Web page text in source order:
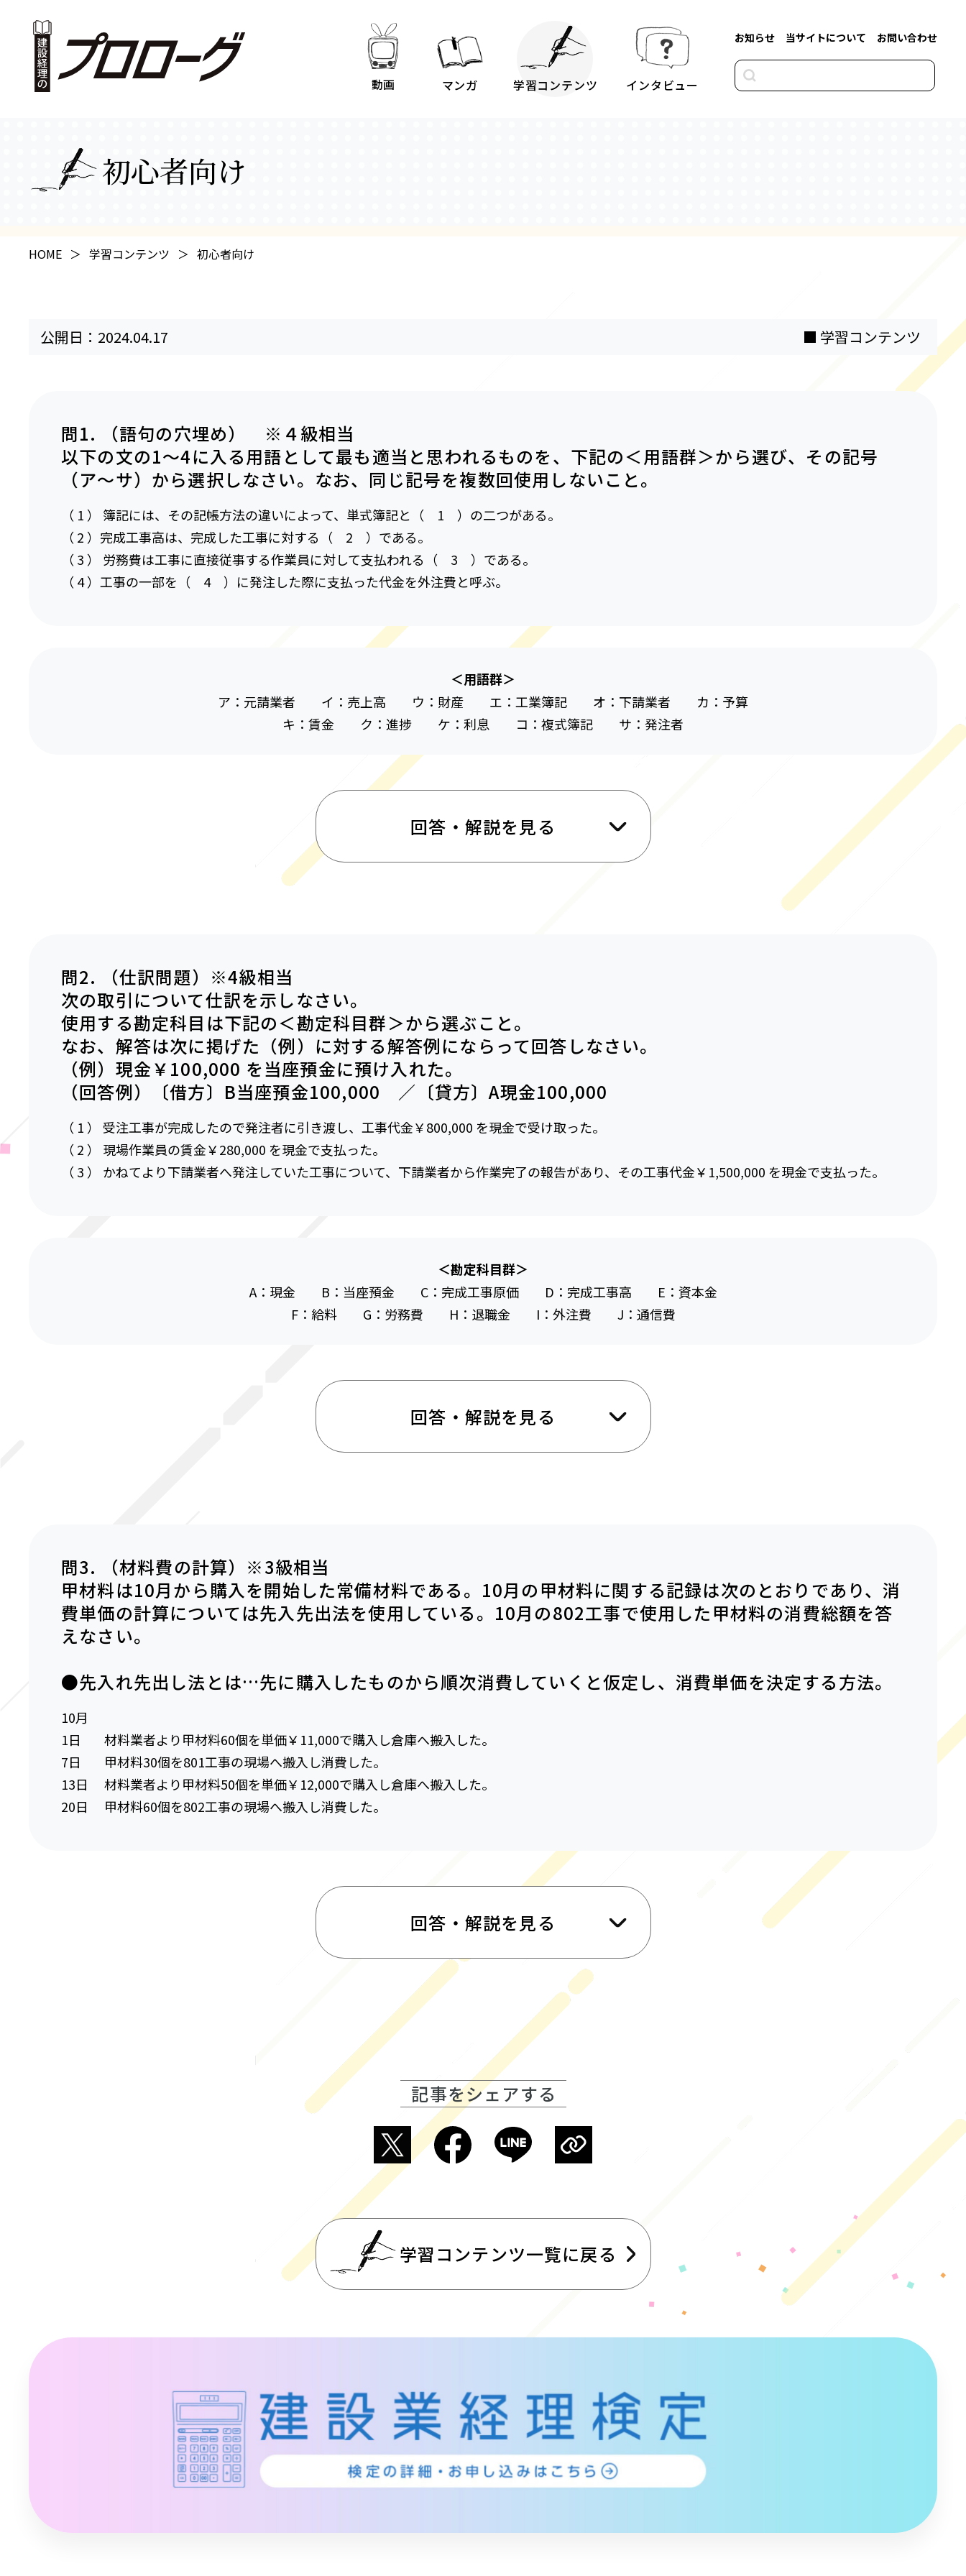
動画 マンガ 学習コンテンツ インタビュー
お知らせ 当サイトについて お問い合わせ
初心者向け
HOME 学習コンテンツ 初心者向け
公開日： 2024.04.17 ■ 学習コンテンツ
問1. （語句の穴埋め） ※４級相当
以下の文の1～4に入る用語として最も適当と思われるものを、下記の＜用語群＞から選び、その記号
（ア～サ）から選択しなさい。なお、同じ記号を複数回使用しないこと。
（ 1 ） 簿記には、その記帳方法の違いによって、単式簿記と（ 1 ）の二つがある。
（ 2 ）完成工事高は、完成した工事に対する（ 2 ）である。
（ 3 ） 労務費は工事に直接従事する作業員に対して支払われる（ 3 ）である。
（ 4 ）工事の一部を（ 4 ）に発注した際に支払った代金を外注費と呼ぶ。
＜用語群＞
ア：元請業者 イ：売上高 ウ：財産 エ：工業簿記 オ：下請業者 カ：予算
キ：賃金 ク：進捗 ケ：利息 コ：複式簿記 サ：発注者
回答・解説を見る
問2. （仕訳問題）※4級相当
次の取引について仕訳を示しなさい。
使用する勘定科目は下記の＜勘定科目群＞から選ぶこと。
なお、解答は次に掲げた（例）に対する解答例にならって回答しなさい。
（例）現金￥100,000 を当座預金に預け入れた。
（回答例）〔借方〕B当座預金100,000 ／〔貸方〕A現金100,000
（ 1 ） 受注工事が完成したので発注者に引き渡し、工事代金￥800,000 を現金で受け取った。
（ 2 ） 現場作業員の賃金￥280,000 を現金で支払った。
（ 3 ） かねてより下請業者へ発注していた工事について、下請業者から作業完了の報告があり、その工事代金￥1,500,000 を現金で支払った。
＜勘定科目群＞
A：現金 B：当座預金 C：完成工事原価 D：完成工事高 E：資本金
F：給料 G：労務費 H：退職金 I：外注費 J：通信費
回答・解説を見る
問3. （材料費の計算）※3級相当
甲材料は10月から購入を開始した常備材料である。10月の甲材料に関する記録は次のとおりであり、消
費単価の計算については先入先出法を使用している。 10月の802工事で使用した甲材料の消費総額を答
えなさい。
●先入れ先出し法とは…先に購入したものから順次消費していくと仮定し、消費単価を決定する方法。
10月
1日
材料業者より甲材料60個を単価￥11,000で購入し倉庫へ搬入した。
7日
甲材料30個を801工事の現場へ搬入し消費した。
13日
材料業者より甲材料50個を単価￥12,000で購入し倉庫へ搬入した。
20日
甲材料60個を802工事の現場へ搬入し消費した。
回答・解説を見る
記事をシェアする
学習コンテンツ一覧に戻る